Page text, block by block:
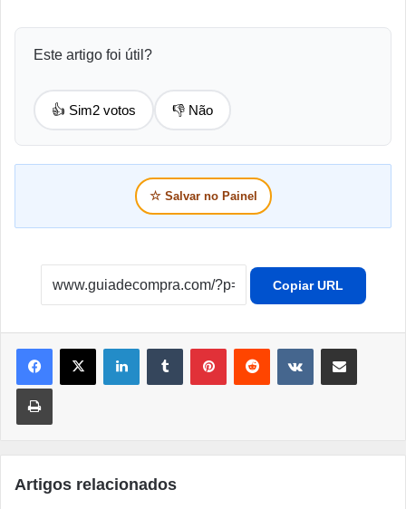
Este artigo foi útil?
👍 Sim2 votos 👎 Não
☆ Salvar no Painel
Copiar URL
LinkedinTumblr PinterestReddit VK Compartilhar por e-mail
Imprimir
Artigos relacionados